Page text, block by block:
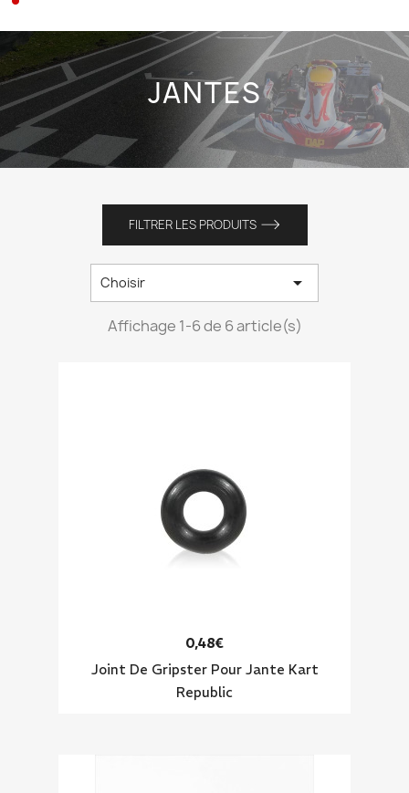
JANTES
FILTRER LES PRODUITS
Choisir 
Affichage 1-6 de 6 article(s)
0,48€
Joint De Gripster Pour Jante Kart
Republic